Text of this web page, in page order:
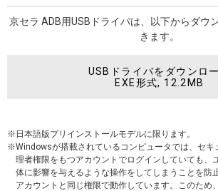
京セラ ADB用USBドライバは、以下からダウ
きます。
USBドライバをダウンロ
EXE形式, 12.2MB
日本語版プリインストールモデルに限ります。
Windowsが搭載されているコンピュータでは、セキ
理者権限をもつアカウントでログインしていても、
体に影響を与えるような操作をしてしまうことを防
アカウントと同じ権限で動作しています。このため